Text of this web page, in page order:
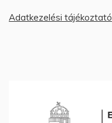
Adatkezelési tájékoztató